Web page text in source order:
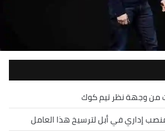
من وجهة نظر تيم كوك
إداري في أبل لترسيخ هذا العامل